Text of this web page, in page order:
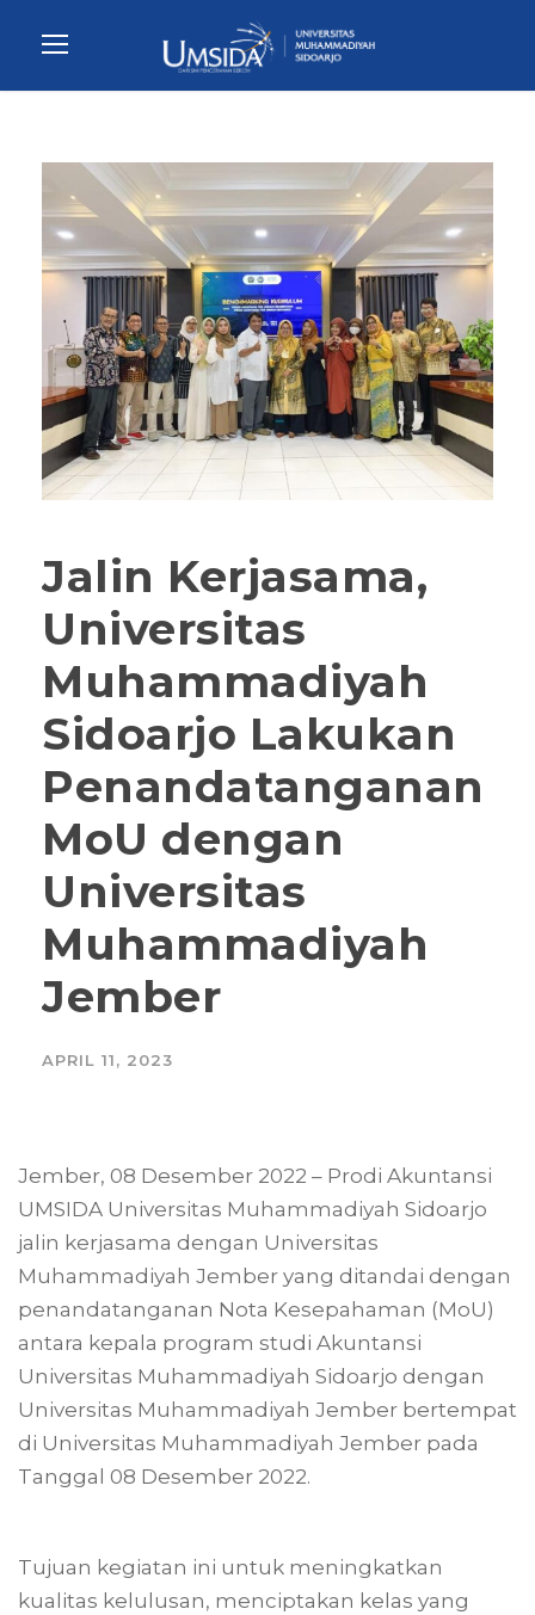
Jalin Kerjasama,
Universitas
Muhammadiyah
Sidoarjo Lakukan
Penandatanganan
MoU dengan
Universitas
Muhammadiyah
Jember
APRIL 11, 2023
Jember, 08 Desember 2022 – Prodi Akuntansi
UMSIDA Universitas Muhammadiyah Sidoarjo
jalin kerjasama dengan Universitas
Muhammadiyah Jember yang ditandai dengan
penandatanganan Nota Kesepahaman (MoU)
antara kepala program studi Akuntansi
Universitas Muhammadiyah Sidoarjo dengan
Universitas Muhammadiyah Jember bertempat
di Universitas Muhammadiyah Jember pada
Tanggal 08 Desember 2022.
Tujuan kegiatan ini untuk meningkatkan
kualitas kelulusan, menciptakan kelas yang